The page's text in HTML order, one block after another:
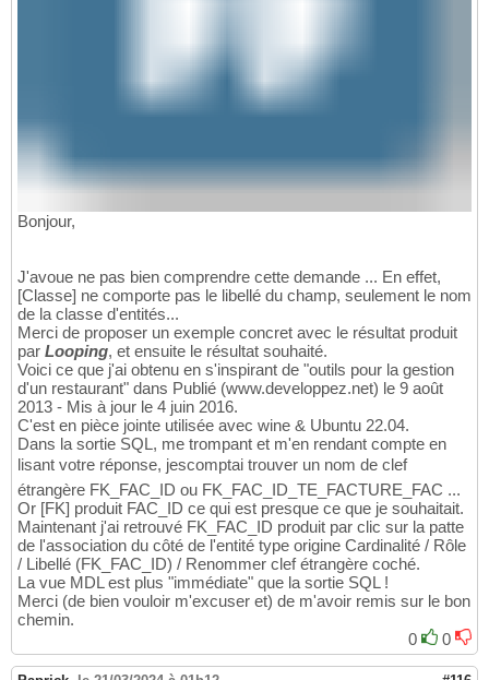
Bonjour,
J'avoue ne pas bien comprendre cette demande ... En effet,
[Classe] ne comporte pas le libellé du champ, seulement le nom
de la classe d'entités...
Merci de proposer un exemple concret avec le résultat produit
par Looping, et ensuite le résultat souhaité.
Voici ce que j'ai obtenu en s'inspirant de "outils pour la gestion
d'un restaurant" dans Publié (www.developpez.net) le 9 août
2013 - Mis à jour le 4 juin 2016.
C'est en pièce jointe utilisée avec wine & Ubuntu 22.04.
Dans la sortie SQL, me trompant et m'en rendant compte en
lisant votre réponse, jescomptai trouver un nom de clef
étrangère FK_FAC_ID ou FK_FAC_ID_TE_FACTURE_FAC ...
Or [FK] produit FAC_ID ce qui est presque ce que je souhaitait.
Maintenant j'ai retrouvé FK_FAC_ID produit par clic sur la patte
de l'association du côté de l'entité type origine Cardinalité / Rôle
/ Libellé (FK_FAC_ID) / Renommer clef étrangère coché.
La vue MDL est plus "immédiate" que la sortie SQL !
Merci (de bien vouloir m'excuser et) de m'avoir remis sur le bon
chemin.
0
0